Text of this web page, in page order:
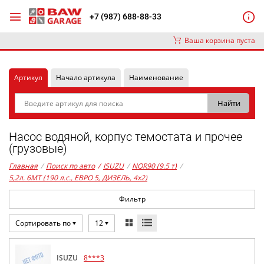
+7 (987) 688-88-33
Ваша корзина пуста
Артикул Начало артикула Наименование
Насос водяной, корпус темостата и прочее
(грузовые)
Главная / Поиск по авто / ISUZU / NQR90 (9.5 т) /
5,2л. 6MT (190 л.с., ЕВРО 5, ДИЗЕЛЬ, 4x2)
Фильтр
Сортировать по 12
ISUZU 8***3